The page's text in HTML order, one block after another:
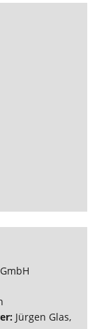
Jürgen Glas,